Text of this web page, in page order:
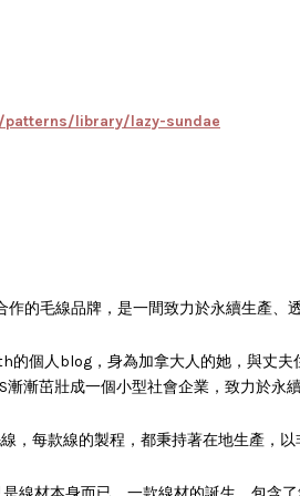
library/lazy-sundae
的毛線品牌，是一間致力於永續生產
的個人blog，身為加拿大人的她，與丈
漸茁壯成一個小型社會企業，致力於永
，每款線的製程，都秉持著在地生產，